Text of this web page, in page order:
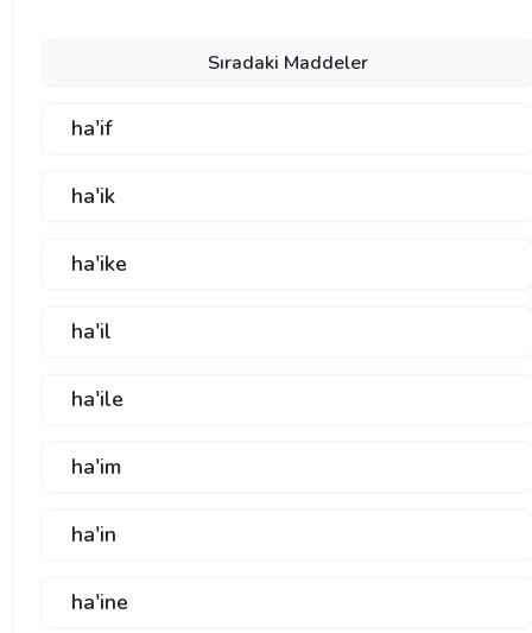
Sıradaki Maddeler
ha'if
ha'ik
ha'ike
ha'il
ha'ile
ha'im
ha'in
ha'ine